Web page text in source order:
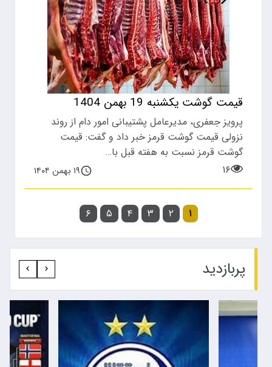
قیمت گوشت یکشنبه 19 بهمن 1404
پرویز جعفری، مدیرعامل پشتیبانی امور دام از روند
نزولی قیمت گوشت قرمز خبر داد و گفت: قیمت
گوشت قرمز نسبت به هفته قبل با…
۱۶
۱۹ بهمن ۱۴۰۴
۱ ۲ ۳ ۴ ۵ ۶
پربازدید‍